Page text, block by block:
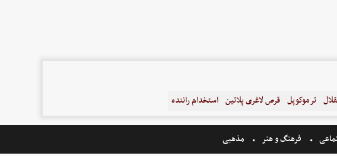
ترموکوپل قرص لاغری پلاتین استخدام راننده
فرهنگ و هنر مذهبی